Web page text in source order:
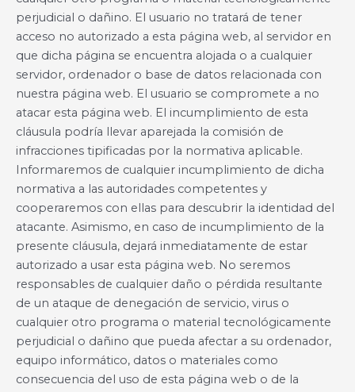
perjudicial o dañino. El usuario no tratará de tener
acceso no autorizado a esta página web, al servidor en
que dicha página se encuentra alojada o a cualquier
servidor, ordenador o base de datos relacionada con
nuestra página web. El usuario se compromete a no
atacar esta página web. El incumplimiento de esta
cláusula podría llevar aparejada la comisión de
infracciones tipificadas por la normativa aplicable.
Informaremos de cualquier incumplimiento de dicha
normativa a las autoridades competentes y
cooperaremos con ellas para descubrir la identidad del
atacante. Asimismo, en caso de incumplimiento de la
presente cláusula, dejará inmediatamente de estar
autorizado a usar esta página web. No seremos
responsables de cualquier daño o pérdida resultante
de un ataque de denegación de servicio, virus o
cualquier otro programa o material tecnológicamente
perjudicial o dañino que pueda afectar a su ordenador,
equipo informático, datos o materiales como
consecuencia del uso de esta página web o de la